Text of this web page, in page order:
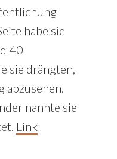
habe sie
40
sie drängten,
nannte sie
Link